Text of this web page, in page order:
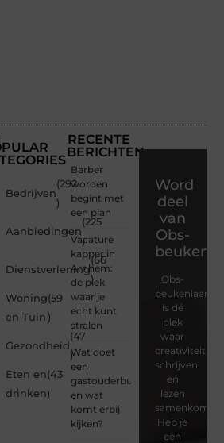
Bedrijven
(292
)
Aanbiedingen
(225
)
Dienstverlening
(66
)
Woning
en Tuin
(59
)
Gezondheid
(47
)
Eten en
drinken
(43
)
RECENTE
BERICHTEN
Barber
worden
begint met
een plan
Vacature
kapper in
Arnhem:
de plek
waar je
echt kunt
stralen
Wat doet
een
gastouderbureau
en wat
komt erbij
kijken?
Word
deel
van
Obs-
Obs-
beukenlaan.nl
is dé
plek
waar
creativiteit,
schrijven
en
lezen
samenkomen.
Heb je
een